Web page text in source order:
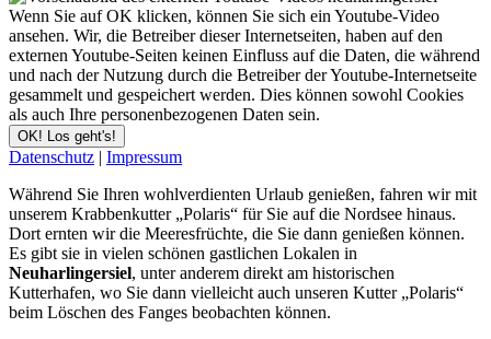
Wenn Sie auf OK klicken, können Sie sich ein Youtube-Video
ansehen. Wir, die Betreiber dieser Internetseiten, haben auf den
externen Youtube-Seiten keinen Einfluss auf die Daten, die während
und nach der Nutzung durch die Betreiber der Youtube-Internetseite
gesammelt und gespeichert werden. Dies können sowohl Cookies
als auch Ihre personenbezogenen Daten sein.
OK! Los geht's!
Datenschutz | Impressum
Während Sie Ihren wohlverdienten Urlaub genießen, fahren wir mit
unserem Krabbenkutter „Polaris“ für Sie auf die Nordsee hinaus.
Dort ernten wir die Meeresfrüchte, die Sie dann genießen können.
Es gibt sie in vielen schönen gastlichen Lokalen in
Neuharlingersiel, unter anderem direkt am historischen
Kutterhafen, wo Sie dann vielleicht auch unseren Kutter „Polaris“
beim Löschen des Fanges beobachten können.